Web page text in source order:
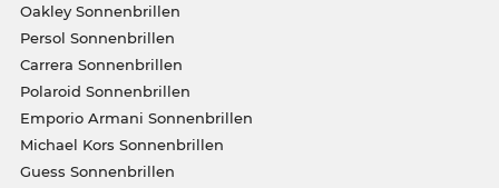
Oakley Sonnenbrillen
Persol Sonnenbrillen
Carrera Sonnenbrillen
Polaroid Sonnenbrillen
Emporio Armani Sonnenbrillen
Michael Kors Sonnenbrillen
Guess Sonnenbrillen